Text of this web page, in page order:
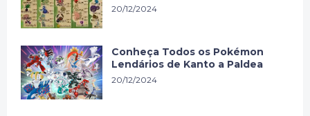
20/12/2024
Conheça Todos os Pokémon
Lendários de Kanto a Paldea
20/12/2024